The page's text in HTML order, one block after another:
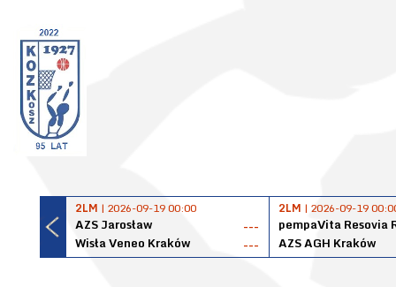
2LM | 2026-09-19 00:00
AZS Jarosław
---
Wisła Veneo Kraków
---
2LM | 2026-09-19
pempaVita Resovia
AZS AGH Kraków